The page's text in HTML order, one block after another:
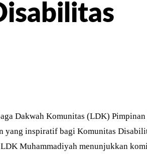
Dakwah Komunitas (LDK) Pimpinan
yang inspiratif bagi Komunitas
Muhammadiyah menunjukkan